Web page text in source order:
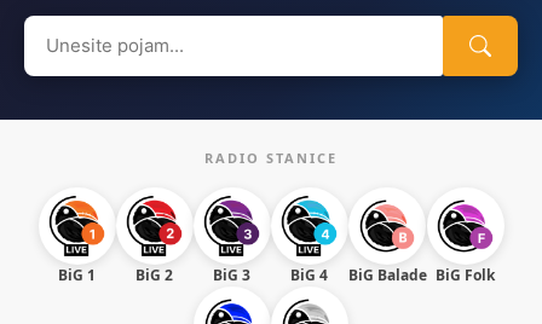
Search
for:
RADIO STANICE
BiG 1 BiG 2 BiG 3 BiG 4 BiG Balade BiG Folk